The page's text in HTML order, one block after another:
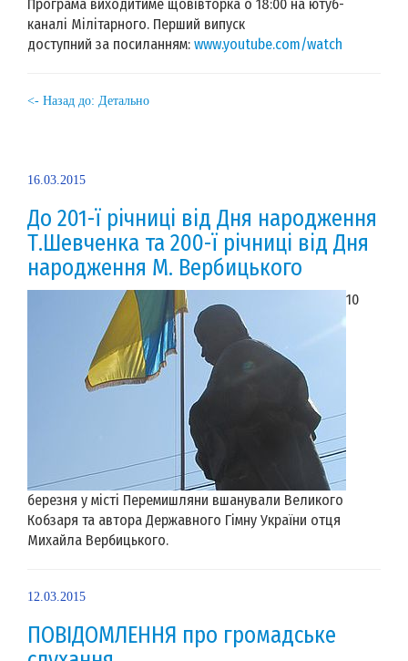
Програма виходитиме щовівторка о 18:00 на ютуб-
каналі Мілітарного. Перший випуск
доступний за посиланням: www.youtube.com/watch
<- Назад до: Детально
16.03.2015
До 201-ї річниці від Дня народження
Т.Шевченка та 200-ї річниці від Дня
народження М. Вербицького
10
березня у місті Перемишляни вшанували Великого
Кобзаря та автора Державного Гімну України отця
Михайла Вербицького.
12.03.2015
ПОВІДОМЛЕННЯ про громадське